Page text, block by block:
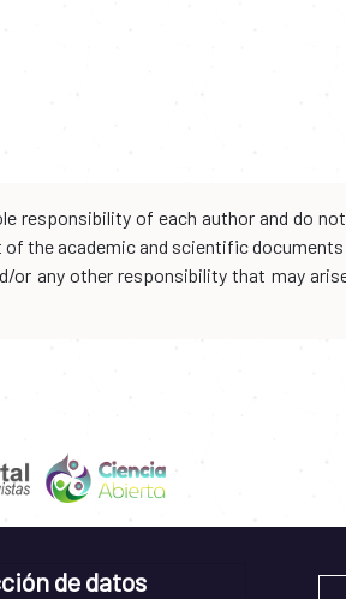
responsibility of each author and do
the academic and scientific documents
any other responsibility that may
de datos